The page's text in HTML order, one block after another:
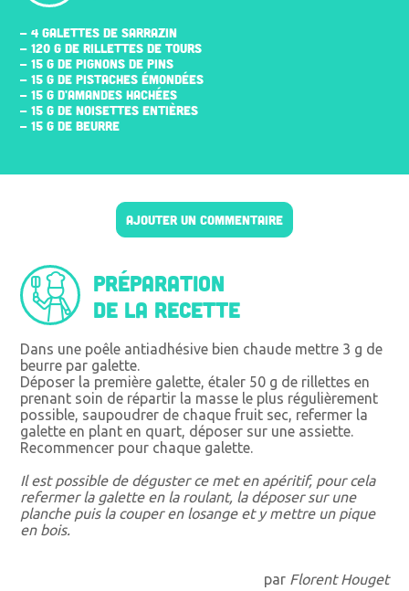
- 4 GALETTES DE SARRAZIN
- 120 G DE RILLETTES DE TOURS
- 15 G DE PIGNONS DE PINS
- 15 G DE PISTACHES ÉMONDÉES
- 15 G D'AMANDES HACHÉES
- 15 G DE NOISETTES ENTIÈRES
- 15 G DE BEURRE
AJOUTER UN COMMENTAIRE
Préparation
de la recette
Dans une poêle antiadhésive bien chaude mettre 3 g de
beurre par galette.
Déposer la première galette, étaler 50 g de rillettes en
prenant soin de répartir la masse le plus régulièrement
possible, saupoudrer de chaque fruit sec, refermer la
galette en plant en quart, déposer sur une assiette.
Recommencer pour chaque galette.
Il est possible de déguster ce met en apéritif, pour cela
refermer la galette en la roulant, la déposer sur une
planche puis la couper en losange et y mettre un pique
en bois.
par Florent Houget